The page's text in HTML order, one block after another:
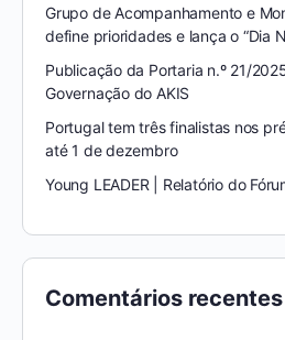
Grupo de Acompanhamento e
define prioridades e lança o “Dia
Publicação da Portaria n.º 21/
Governação do AKIS
Portugal tem três finalistas nos
até 1 de dezembro
Young LEADER | Relatório do
Comentários recentes